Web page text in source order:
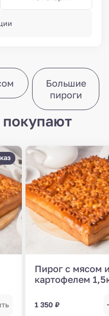
Большие
пироги
Пирог с мясом
картофелем
1 350 ₽